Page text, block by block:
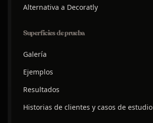
Alternativa a Decoratly
Superficies de prueba
Galería
Ejemplos
Resultados
Historias de clientes y casos de estudio